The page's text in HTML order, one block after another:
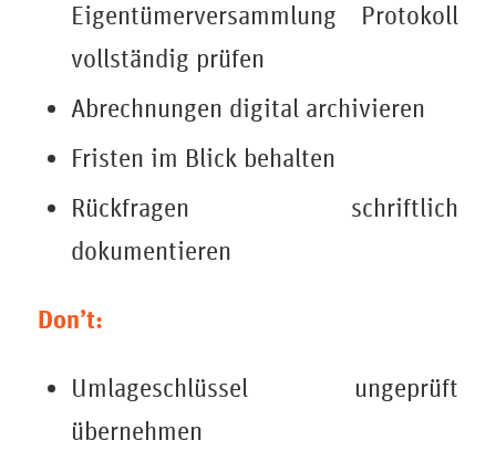
Eigentümerversammlung Protokoll
vollständig prüfen
Abrechnungen digital archivieren
Fristen im Blick behalten
Rückfragen schriftlich
dokumentieren
Don’t:
Umlageschlüssel ungeprüft
übernehmen